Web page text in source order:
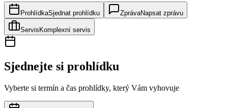
ProhlídkaSjednat prohlídku ZprávaNapsat zprávu
Servis Komplexní servis
Sjednejte si prohlídku
Vyberte si termín a čas prohlídky, který Vám vyhovuje